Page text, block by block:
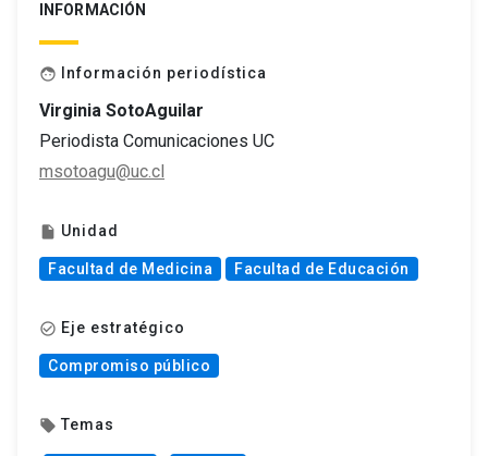
INFORMACIÓN
face Información periodística
Virginia SotoAguilar
Periodista Comunicaciones UC
msotoagu@uc.cl
insert_drive_file Unidad
Facultad de Medicina Facultad de Educación
check_circle_outline Eje estratégico
Compromiso público
local_offer Temas